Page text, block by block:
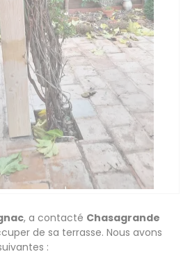
, a contacté Chasagrande
de sa terrasse. Nous avons
: